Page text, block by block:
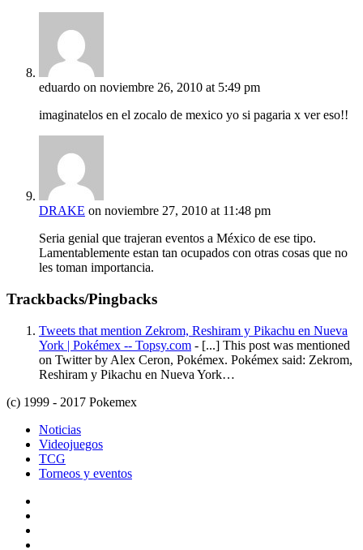
eduardo on noviembre 26, 2010 at 5:49 pm
imaginatelos en el zocalo de mexico yo si pagaria x ver eso!!
DRAKE on noviembre 27, 2010 at 11:48 pm
Seria genial que trajeran eventos a México de ese tipo.
Lamentablemente estan tan ocupados con otras cosas que no
les toman importancia.
Trackbacks/Pingbacks
Tweets that mention Zekrom, Reshiram y Pikachu en Nueva
York | Pokémex -- Topsy.com - [...] This post was mentioned
on Twitter by Alex Ceron, Pokémex. Pokémex said: Zekrom,
Reshiram y Pikachu en Nueva York…
(c) 1999 - 2017 Pokemex
Noticias
Videojuegos
TCG
Torneos y eventos